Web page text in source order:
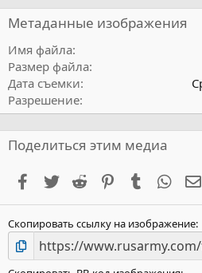
Метаданные изображения
Имя файла
Размер файла
Дата съемки
Разрешение
Поделиться этим медиа
Facebook
Twitter Reddit PinterestTumblr
Скопировать ссылку на изображение